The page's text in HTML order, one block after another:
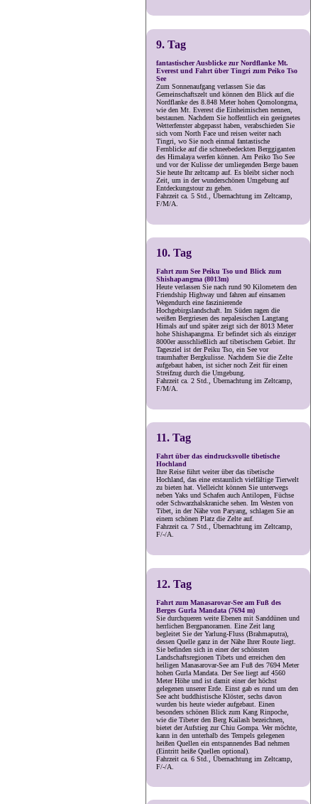
9. Tag
fantastischer Ausblicke zur Nordflanke Mt.
Everest und Fahrt über Tingri zum Peiko Tso
See
Zum Sonnenaufgang verlassen Sie das
Gemeinschaftszelt und können den Blick auf die
Nordflanke des 8.848 Meter hohen Qomolongma,
wie den Mt. Everest die Einheimischen nennen,
bestaunen. Nachdem Sie hoffentlich ein geeignetes
Wetterfenster abgepasst haben, verabschieden Sie
sich vom North Face und reisen weiter nach
Tingri, wo Sie noch einmal fantastische
Fernblicke auf die schneebedeckten Berggiganten
des Himalaya werfen können. Am Peiko Tso See
und vor der Kulisse der umliegenden Berge bauen
Sie heute Ihr zeltcamp auf. Es bleibt sicher noch
Zeit, um in der wunderschönen Umgebung auf
Entdeckungstour zu gehen.
Fahrzeit ca. 5 Std., Übernachtung im Zeltcamp,
F/M/A.
10. Tag
Fahrt zum See Peiku Tso und Blick zum
Shishapangma (8013m)
Heute verlassen Sie nach rund 90 Kilometern den
Friendship Highway und fahren auf einsamen
Wegendurch eine faszinierende
Hochgebirgslandschaft. Im Süden ragen die
weißen Bergriesen des nepalesischen Langtang
Himals auf und später zeigt sich der 8013 Meter
hohe Shishapangma. Er befindet sich als einziger
8000er ausschließlich auf tibetischem Gebiet. Ihr
Tagesziel ist der Peiku Tso, ein See vor
traumhafter Bergkulisse. Nachdem Sie die Zelte
aufgebaut haben, ist sicher noch Zeit für einen
Streifzug durch die Umgebung.
Fahrzeit ca. 2 Std., Übernachtung im Zeltcamp,
F/M/A.
11. Tag
Fahrt über das eindrucksvolle tibetische
Hochland
Ihre Reise führt weiter über das tibetische
Hochland, das eine erstaunlich vielfältige Tierwelt
zu bieten hat. Vielleicht können Sie unterwegs
neben Yaks und Schafen auch Antilopen, Füchse
oder Schwarzhalskraniche sehen. Im Westen von
Tibet, in der Nähe von Paryang, schlagen Sie an
einem schönen Platz die Zelte auf.
Fahrzeit ca. 7 Std., Übernachtung im Zeltcamp,
F/-/A.
12. Tag
Fahrt zum Manasarovar-See am Fuß des
Berges Gurla Mandata (7694 m)
Sie durchqueren weite Ebenen mit Sanddünen und
herrlichen Bergpanoramen. Eine Zeit lang
begleitet Sie der Yarlung-Fluss (Brahmaputra),
dessen Quelle ganz in der Nähe Ihrer Route liegt.
Sie befinden sich in einer der schönsten
Landschaftsregionen Tibets und erreichen den
heiligen Manasarovar-See am Fuß des 7694 Meter
hohen Gurla Mandata. Der See liegt auf 4560
Meter Höhe und ist damit einer der höchst
gelegenen unserer Erde. Einst gab es rund um den
See acht buddhistische Klöster, sechs davon
wurden bis heute wieder aufgebaut. Einen
besonders schönen Blick zum Kang Rinpoche,
wie die Tibeter den Berg Kailash bezeichnen,
bietet der Aufstieg zur Chiu Gompa. Wer möchte,
kann in den unterhalb des Tempels gelegenen
heißen Quellen ein entspannendes Bad nehmen
(Eintritt heiße Quellen optional).
Fahrzeit ca. 6 Std., Übernachtung im Zeltcamp,
F/-/A.